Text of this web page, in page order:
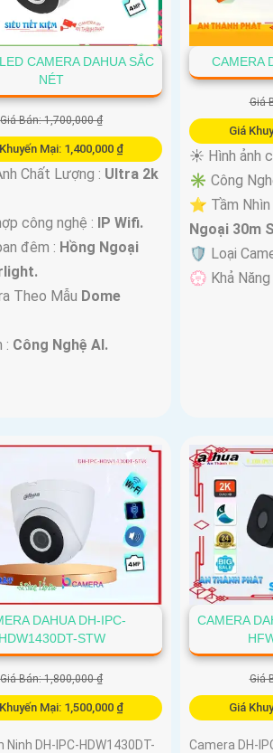
CAMERA DAHUA SẮC
NÉT
Giá Bán: 1,700,000 ₫
Mại: 1,400,000 ₫
Chất Lượng : Ultra 2k
công nghệ : IP Wifi.
đêm : Hồng Ngoại
Theo Mẫu Dome
: Công Nghệ AI.
CAMERA
Giá
Giá
☀️ Hình ảnh
✳️ Công
⭐ Tầm Nhìn
Ngoại 30m
🛡 Loại
️💮 Khả Năng
DAHUA DH-IPC-
HDW1430DT-STW
Giá Bán: 1,800,000 ₫
Mại: 1,500,000 ₫
Ninh DH-IPC-HDW1430DT-
CAMERA
Giá
Giá
Camera DH-